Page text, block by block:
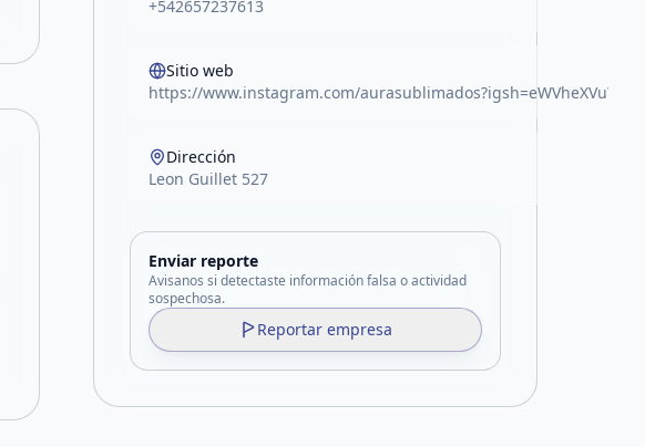
+542657237613
Sitio web
https://www.instagram.com/
Dirección
Leon Guillet 527
Enviar reporte
Avisanos si detectaste información falsa o actividad
sospechosa.
Reportar empresa